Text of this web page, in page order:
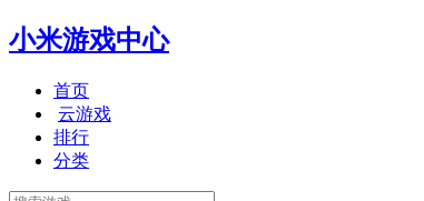
小米游戏中心
首页
云游戏
排行
分类